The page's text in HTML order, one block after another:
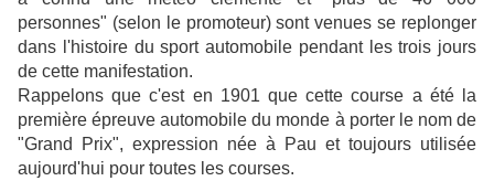
personnes" (selon le promoteur) sont venues se replonger
dans l'histoire du sport automobile pendant les trois jours
de cette manifestation.
Rappelons que c'est en 1901 que cette course a été la
première épreuve automobile du monde à porter le nom de
"Grand Prix", expression née à Pau et toujours utilisée
aujourd'hui pour toutes les courses.